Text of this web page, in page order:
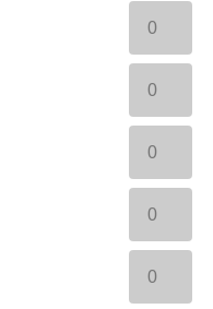
Artaloytia
(nº
82)
cantidad
82)
cantidad
analítico.
Michel
(nº
cantidad
la
psicoterapia
esquizofrenia
Harold
F.
Searles
(nº
82)
cantidad
05
en
de
pacientes
no
neuróticos.
Eduardo
06
y
de
los
procesos
pensamiento.
Chervet
(nº
07
insight
ausencia)
en
08
que
tuya.
Intimidad
09